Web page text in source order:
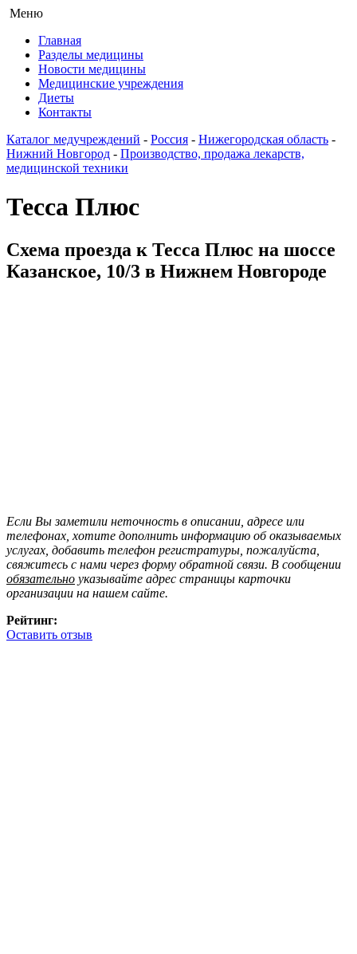
Меню
Главная
Разделы медицины
Новости медицины
Медицинские учреждения
Диеты
Контакты
Каталог медучреждений - Россия - Нижегородская область -
Нижний Новгород - Производство, продажа лекарств,
медицинской техники
Тесса Плюс
Схема проезда к Тесса Плюс на шоссе
Казанское, 10/3 в Нижнем Новгороде
Если Вы заметили неточность в описании, адресе или
телефонах, хотите дополнить информацию об оказываемых
услугах, добавить телефон регистратуры, пожалуйста,
свяжитесь с нами через форму обратной связи. В сообщении
обязательно указывайте адрес страницы карточки
организации на нашем сайте.
Рейтинг:
Оставить отзыв